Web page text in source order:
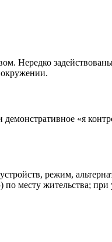
Нередко
«я
режим,
месту жительства; при